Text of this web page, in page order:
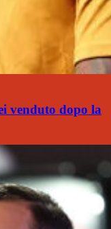
venduto dopo la